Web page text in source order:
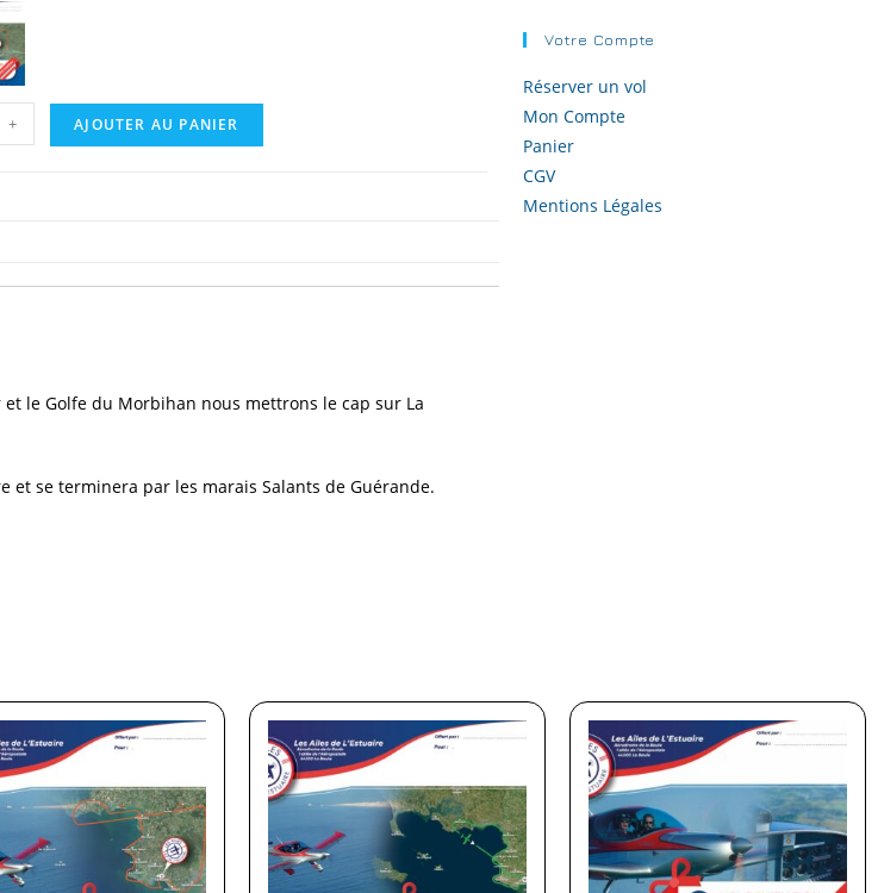
+ AJOUTER AU PANIER
le Golfe du Morbihan nous mettrons le cap sur La
et se terminera par les marais Salants de Guérande.
Votre Compte
Réserver un vol
Mon Compte
Panier
CGV
Mentions Légales